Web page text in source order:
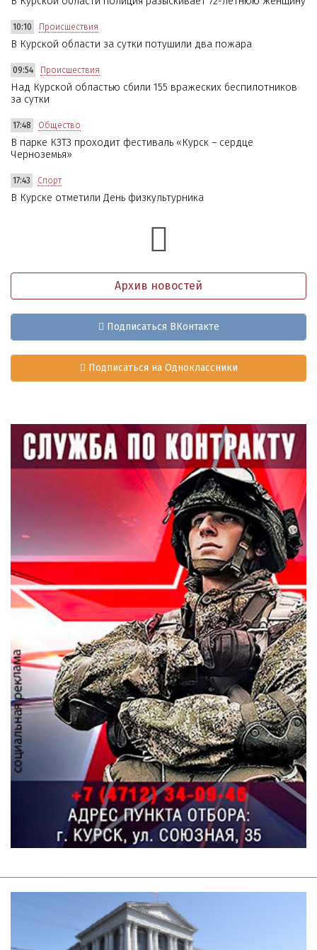
10:10 Происшествия
В Курской области за сутки потушили два пожара
09:54 Происшествия
Над Курской областью сбили 155 вражеских беспилотников
за сутки
17:48 Общество
В парке КЗТЗ проходит фестиваль «Курск – сердце
Черноземья»
17:43 Спорт
В Курске отметили День физкультурника
Архив новостей
Подписаться ВКонтакте
Подписаться на Одноклассники